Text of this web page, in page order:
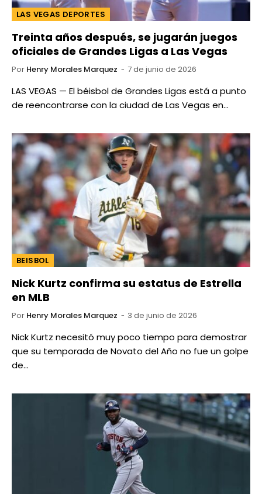
LAS VEGAS DEPORTES
Treinta años después, se jugarán juegos
oficiales de Grandes Ligas a Las Vegas
Por Henry Morales Marquez 7 de junio de 2026
LAS VEGAS — El béisbol de Grandes Ligas está a punto
de reencontrarse con la ciudad de Las Vegas en…
BEISBOL
Nick Kurtz confirma su estatus de Estrella
en MLB
Por Henry Morales Marquez 3 de junio de 2026
Nick Kurtz necesitó muy poco tiempo para demostrar
que su temporada de Novato del Año no fue un golpe
de…